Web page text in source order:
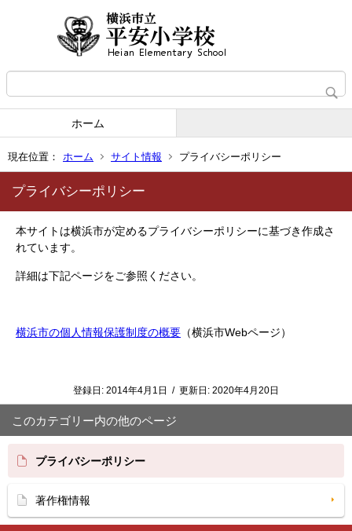
ホーム
現在位置： ホーム サイト情報 プライバシーポリシー
プライバシーポリシー
本サイトは横浜市が定めるプライバシーポリシーに基づき作成さ
れています。
詳細は下記ページをご参照ください。
横浜市の個人情報保護制度の概要 （横浜市Webページ）
登録日: 2014年4月1日 / 更新日: 2020年4月20日
このカテゴリー内の他のページ
プライバシーポリシー
著作権情報